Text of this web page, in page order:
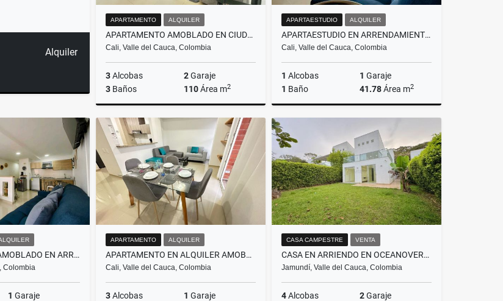
Alquiler
APARTAMENTO ALQUILER
APARTAMENTO AMOBLADO EN CIUDAD JARDÍN -CALI
Cali, Valle del Cauca, Colombia
3Alcobas 2Garaje
3 Baños 110Área m2
Alquiler
APARTAESTUDIO ALQUILER
APARTAESTUDIO EN ARRENDAMIENTO EN EDIFICIO EN EL GRAN LIMONAR, CALI
Cali, Valle del Cauca, Colombia
1 Alcobas 1 Garaje
1 Baño 41.78Área m2
Alquiler
$1.900.000
APARTAESTUDIO AMOBLADO EN ARRIENDO EN EDIFICIO EN LA FLORA, CALI
Colombia
1 Garaje
APARTAMENTO ALQUILER
APARTAMENTO EN ALQUILER AMOBLADO EN VALLE DEL LILI CALI.
Cali, Valle del Cauca, Colombia
3Alcobas 1 Garaje
CASA CAMPESTRE VENTA
CASA EN ARRIENDO EN OCEANOVERDE- JAMUNDI
Jamundí, Valle del Cauca, Colombia
4Alcobas 2Garaje